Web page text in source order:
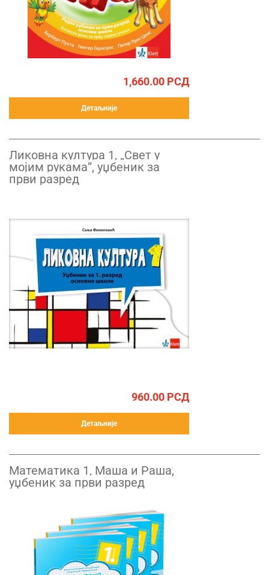
1,660.00 РСД
Детаљније
Ликовна култура 1, „Свет у
мојим рукама”, уџбеник за
први разред
960.00 РСД
Детаљније
Математика 1, Маша и Рашa,
уџбеник за први разред